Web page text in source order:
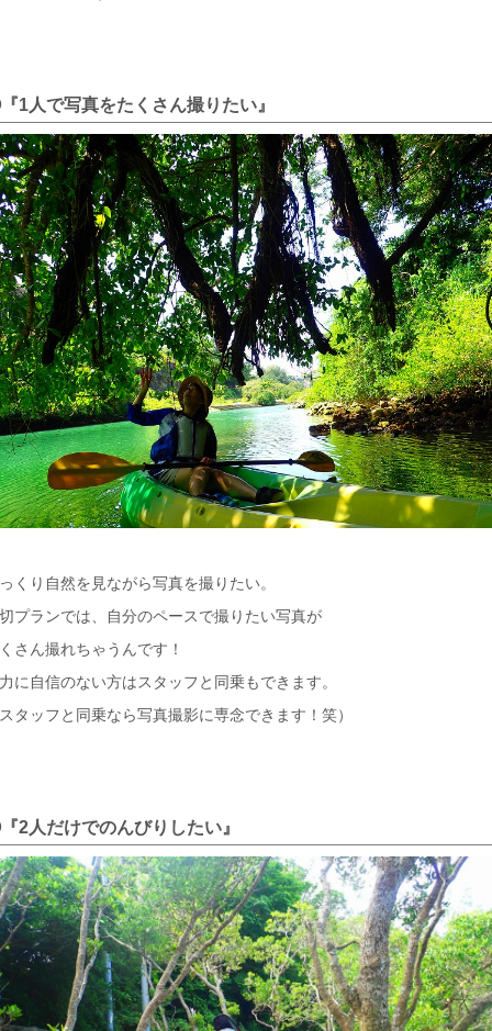
1人で写真をたくさん撮りたい』
くり自然を見ながら写真を撮りたい。
プランでは、自分のペースで撮りたい写真が
さん撮れちゃうんです！
に自信のない方はスタッフと同乗もできます。
タッフと同乗なら写真撮影に専念できます！笑）
2人だけでのんびりしたい』